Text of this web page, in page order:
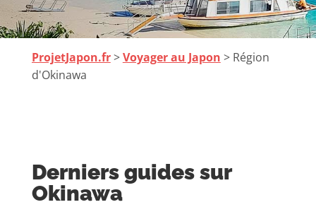
ProjetJapon.fr>Voyager au Japon > Région
d'Okinawa
Derniers guides sur
Okinawa